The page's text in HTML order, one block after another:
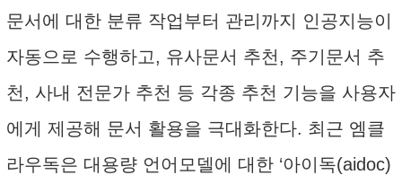
문서에 대한 분류 작업부터 관리까지 인공지능이
자동으로 수행하고, 유사문서 추천, 주기문서 추
천, 사내 전문가 추천 등 각종 추천 기능을 사용자
에게 제공해 문서 활용을 극대화한다. 최근 엠클
라우독은 대용량 언어모델에 대한 ‘아이독(aidoc)